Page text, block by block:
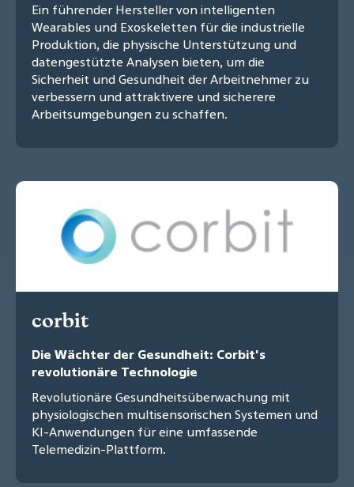
Ein führender Hersteller von intelligenten
Wearables und Exoskeletten für die industrielle
Produktion, die physische Unterstützung und
datengestützte Analysen bieten, um die
Sicherheit und Gesundheit der Arbeitnehmer zu
verbessern und attraktivere und sicherere
Arbeitsumgebungen zu schaffen.
corbit
Die Wächter der Gesundheit: Corbit's
revolutionäre Technologie
Revolutionäre Gesundheitsüberwachung mit
physiologischen multisensorischen Systemen und
KI-Anwendungen für eine umfassende
Telemedizin-Plattform.